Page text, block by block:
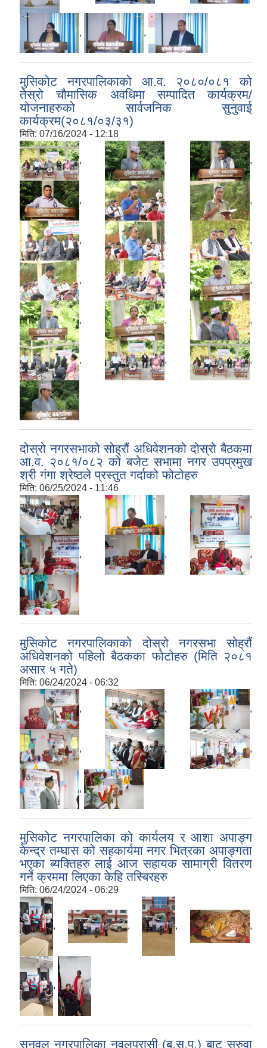
, ,
मुसिकोट नगरपालिकाको आ.व. २०८०/०८१ को
तेस्रो चौमासिक अवधिमा सम्पादित कार्यक्रम/
योजनाहरुको सार्वजनिक सुनुवाई
कार्यक्रम(२०८१/०३/३१)
मिति: 07/16/2024 - 12:18
, , ,
, , ,
, , ,
, , ,
, , ,
, , ,
दोस्रो नगरसभाको सोह्रौं अधिवेशनको दोस्रो बैठकमा
आ.व. २०८१/०८२ को बजेट सभामा नगर उपप्रमुख
श्री गंगा श्रेष्ठले प्रस्तुत गर्दाको फोटोहरु
मिति: 06/25/2024 - 11:46
, , ,
, , ,
मुसिकोट नगरपालिकाको दोस्रो नगरसभा सोह्रौं
अधिवेशनको पहिलो बैठकका फोटोहरु (मिति २०८१
असार ५ गते)
मिति: 06/24/2024 - 06:32
, , ,
, , ,
,
मुसिकोट नगरपालिका को कार्यलय र आशा अपाङ्ग
केन्द्र तम्घास को सहकार्यमा नगर भित्रका अपाङ्गता
भएका ब्यक्तिहरु लाई आज सहायक सामाग्री वितरण
गर्ने क्रममा लिएका केहि तस्बिरहरु
मिति: 06/24/2024 - 06:29
, , , ,
,
सुनवल नगरपालिका नवलपरासी (ब.सु.प.) बाट सरुवा